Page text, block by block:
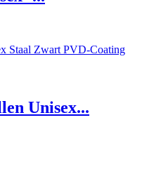
Unisex...